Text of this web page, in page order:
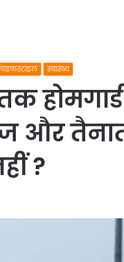
स्वास्थ्य
और
?